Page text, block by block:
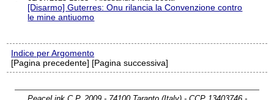
[Disarmo] Guterres: Onu rilancia la Convenzione contro
le mine antiuomo
Indice per Argomento
[Pagina precedente] [Pagina successiva]